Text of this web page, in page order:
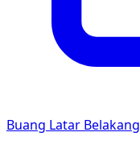
Buang Latar Belakang